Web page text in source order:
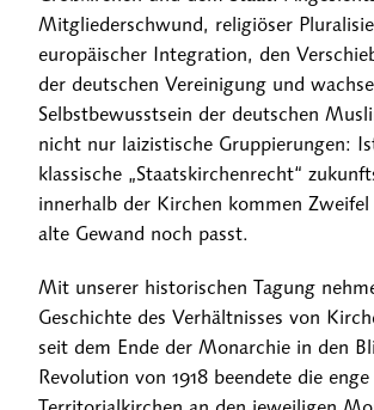
Mitgliederschwund, religiöser
europäischer Integration, den
der deutschen Vereinigung und
Selbstbewusstsein der deutschen
nicht nur laizistische Gruppierungen:
klassische „Staatskirchenrecht“
innerhalb der Kirchen kommen Zweifel
alte Gewand noch passt.
Mit unserer historischen Tagung
Geschichte des Verhältnisses von
seit dem Ende der Monarchie in den
Revolution von 1918 beendete die